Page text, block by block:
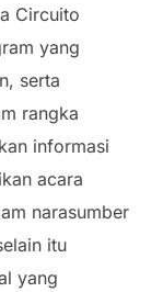
Circuito
yang
serta
rangka
informasi
acara
narasumber
itu
yang